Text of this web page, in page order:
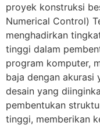
proyek konstruksi
Numerical Control)
menghadirkan
tinggi dalam
program komputer,
baja dengan akurasi
desain yang
pembentukan
tinggi, memberikan